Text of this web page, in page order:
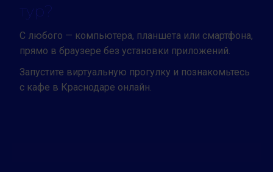
тур?
С любого — компьютера, планшета или смартфона,
прямо в браузере без установки приложений.
Запустите виртуальную прогулку и познакомьтесь
с кафе в Краснодаре онлайн.